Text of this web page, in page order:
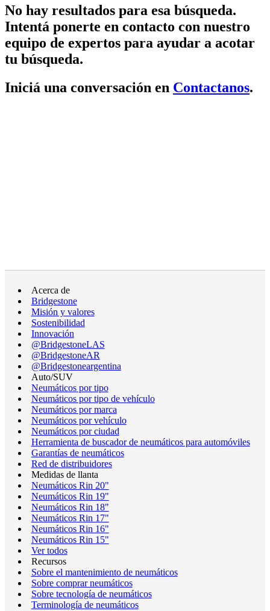
No hay resultados para esa búsqueda.
Intentá ponerte en contacto con nuestro
equipo de expertos para ayudar a acotar
tu búsqueda.
Iniciá una conversación en Contactanos.
Acerca de
Bridgestone
Misión y valores
Sostenibilidad
Innovación
@BridgestoneLAS
@BridgestoneAR
@Bridgestoneargentina
Auto/SUV
Neumáticos por tipo
Neumáticos por tipo de vehículo
Neumáticos por marca
Neumáticos por vehículo
Neumáticos por ciudad
Herramienta de buscador de neumáticos para automóviles
Garantías de neumáticos
Red de distribuidores
Medidas de llanta
Neumáticos Rin 20"
Neumáticos Rin 19"
Neumáticos Rin 18"
Neumáticos Rin 17"
Neumáticos Rin 16"
Neumáticos Rin 15"
Ver todos
Recursos
Sobre el mantenimiento de neumáticos
Sobre comprar neumáticos
Sobre tecnología de neumáticos
Terminología de neumáticos